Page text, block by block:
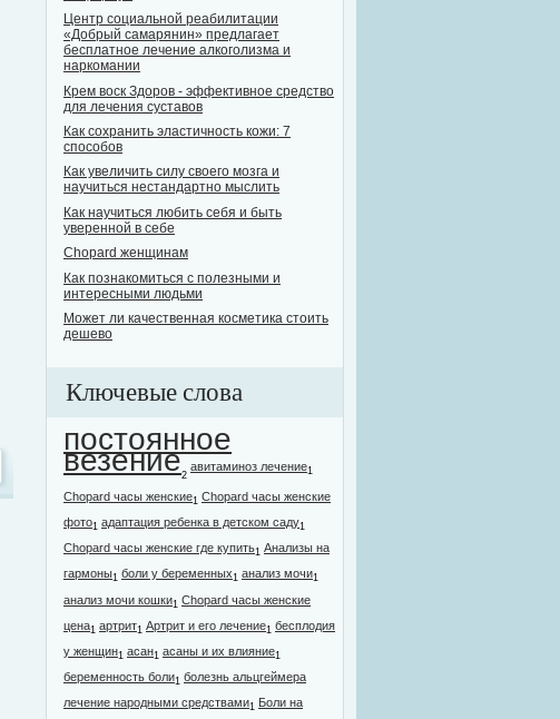
Центр социальной реабилитации
«Добрый самарянин» предлагает
бесплатное лечение алкоголизма и
наркомании
Крем воск Здоров - эффективное средство
для лечения суставов
Как сохранить эластичность кожи: 7
способов
Как увеличить силу своего мозга и
научиться нестандартно мыслить
Как научиться любить себя и быть
уверенной в себе
Chopard женщинам
Как познакомиться с полезными и
интересными людьми
Может ли качественная косметика стоить
дешево
Ключевые слова
постоянное
везение2
авитаминоз лечение1
Chopard часы женские1 Chopard часы женские
фото1 адаптация ребенка в детском саду1
Chopard часы женские где купить1 Анализы на
гармоны1 боли у беременных1 анализ мочи1
анализ мочи кошки1 Chopard часы женские
цена1 артрит1 Артрит и его лечение1 бесплодия
у женщин1 асан1 асаны и их влияние1
беременность боли1 болезнь альцгеймера
лечение народными средствами1 Боли на